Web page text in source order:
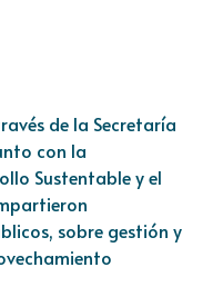
de la Secretaría
con la
Sustentable y el
sobre gestión y